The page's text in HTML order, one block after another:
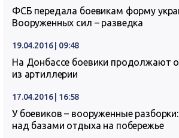
ФСБ передала боевикам форму
Вооруженных сил – разведка
19.04.2016 | 09:48
На Донбассе боевики продолжают
из артиллерии
17.04.2016 | 16:58
У боевиков – вооруженные
над базами отдыха на побережье